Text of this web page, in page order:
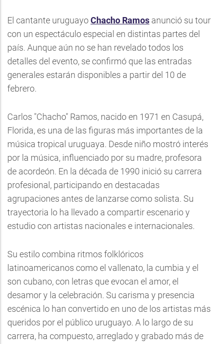
El cantante uruguayoChacho Ramos anunció su tour
con un espectáculo especial en distintas partes del
país. Aunque aún no se han revelado todos los
detalles del evento, se confirmó que las entradas
generales estarán disponibles a partir del 10 de
febrero.
Carlos "Chacho" Ramos, nacido en 1971 en Casupá,
Florida, es una de las figuras más importantes de la
música tropical uruguaya. Desde niño mostró interés
por la música, influenciado por su madre, profesora
de acordeón. En la década de 1990 inició su carrera
profesional, participando en destacadas
agrupaciones antes de lanzarse como solista. Su
trayectoria lo ha llevado a compartir escenario y
estudio con artistas nacionales e internacionales.
Su estilo combina ritmos folklóricos
latinoamericanos como el vallenato, la cumbia y el
son cubano, con letras que evocan el amor, el
desamor y la celebración. Su carisma y presencia
escénica lo han convertido en uno de los artistas más
queridos por el público uruguayo. A lo largo de su
carrera, ha compuesto, arreglado y grabado más de